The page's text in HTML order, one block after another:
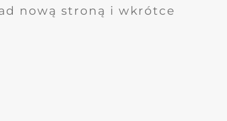
nową stroną i wkrótce